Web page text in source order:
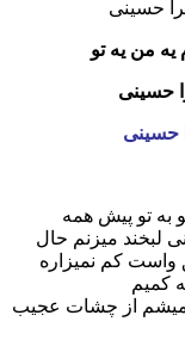
یه من یه تو
حسینی
حسینی
به تو پیش همه
لبخند میزنم حال
واست کم نمیزاره
کمیم
از چشات عجیب